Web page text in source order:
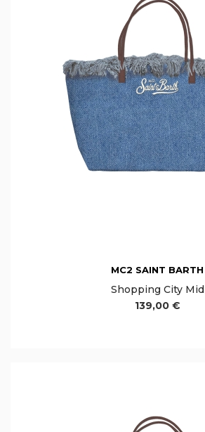
MC2 SAINT BARTH
Shopping City Mid
139,00 €